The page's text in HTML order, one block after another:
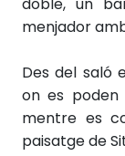
menjador
Des del saló
on es
mentre es
paisatge de